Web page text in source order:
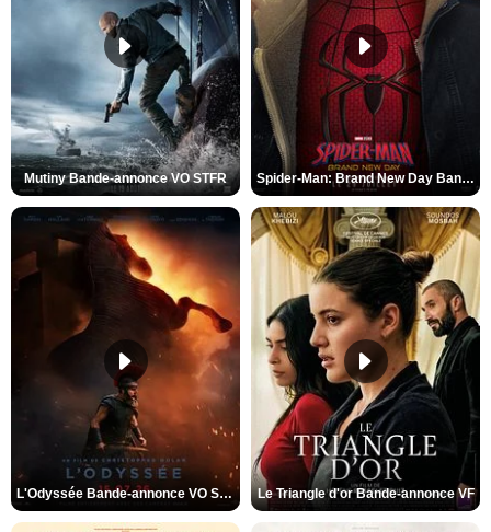
Mutiny Bande-annonce VO STFR Spider-Man: Brand New Day Bande-annonce VO STFR
L'Odyssée Bande-annonce VO STFR Le Triangle d'or Bande-annonce VF